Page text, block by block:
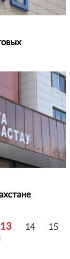
13 14
15